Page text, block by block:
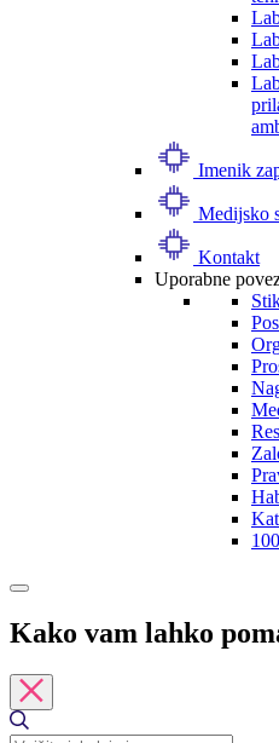
Imenik
Medijsko
Kontakt
Uporabne
Kako vam lahko